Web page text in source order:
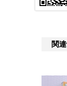
関